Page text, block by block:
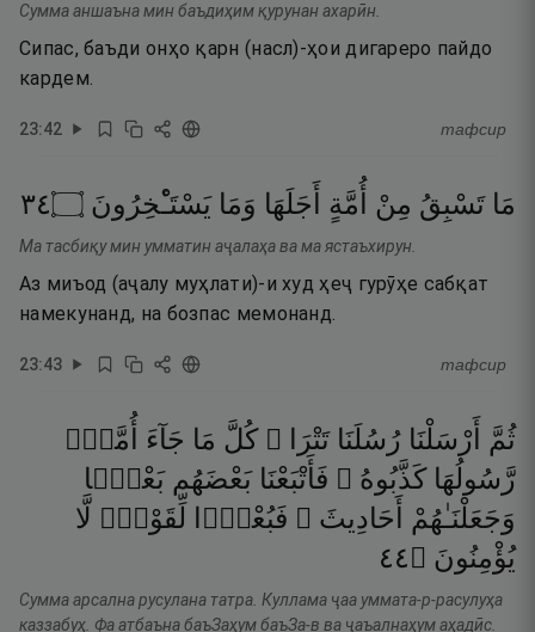
Сумма аншаъна мин баъдиҳим қурунан ахарӣн.
Сипас, баъди онҳо қарн (насл)-ҳои дигареро пайдо
кардем.
23:42 тафсир
مَا تَسْبِقُ مِنْ أُمَّةٍ أَجَلَهَا وَمَا يَسْتَـْٔخِرُونَ ۝٤٣
Ма тасбиқу мин умматин аҷалаҳа ва ма ястаъхирун.
Аз миъод (аҷалу муҳлати)-и худ ҳеҷ гурӯҳе сабқат
намекунанд, на бозпас мемонанд.
23:43 тафсир
ثُمَّ أَرْسَلْنَا رُسُلَنَا تَتْرَا ۖ كُلَّ مَا جَآءَ
أُمَّةًۭ
رَّسُولُهَا كَذَّبُوهُ ۚ فَأَتْبَعْنَا بَعْضَهُم بَعْضًۭا
وَجَعَلْنَـٰهُمْ
أَحَادِيثَ ۚ فَبُعْدًۭا لِّقَوْمٍۢ لَّا
يُؤْمِنُونَ ۝٤٤
Сумма арсална русулана татра. Куллама ҷаа уммата-р-расулуҳа
каззабуҳ. Фа атбаъна баъЗаҳум баъЗа-в ва ҷаъалнаҳум аҳадӣс.